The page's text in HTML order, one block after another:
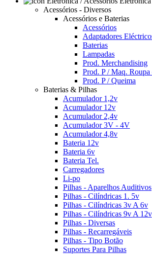
Acessórios - Diversos
Acessórios e Baterias
Acessórios
Adaptadores
Baterias
Lampadas
Prod. Merchandising
Prod. P / Maq. Roupa
Prod. P / Queima
Baterias & Pilhas
Acumulador 1,2v
Acumulador 12v
Acumulador 2,4v
Acumulador 3V - 4V
Acumulador 4,8v
Bateria 12v
Bateria 6v
Bateria Tel.
Carregadores
Li-po
Pilhas - Aparelhos Auditivos
Pilhas - Cilíndricas 1. 5v
Pilhas - Cilíndricas 3v A 6v
Pilhas - Cilíndricas 9v A 12v
Pilhas - Diversas
Pilhas - Recarregáveis
Pilhas - Tipo Botão
Suportes Para Pilhas